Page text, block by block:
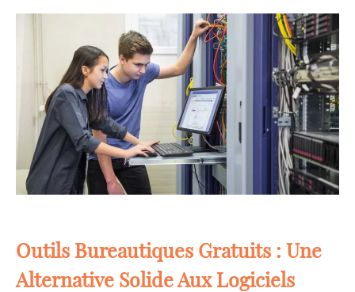
Outils Bureautiques Gratuits : Une
Alternative Solide Aux Logiciels